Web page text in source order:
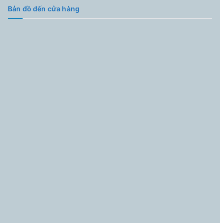
Bản đồ đến cửa hàng